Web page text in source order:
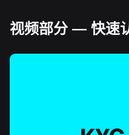
视频部分 — 快速